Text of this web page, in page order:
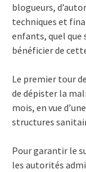
blogueurs,
techniques et
enfants, quel
bénéficier de
Le premier tour
de dépister la
mois, en vue
structures
Pour garantir le
les autorités